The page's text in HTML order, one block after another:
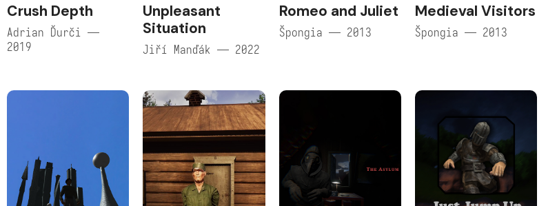
Crush Depth
Adrian Ďurči —
2019
Unpleasant
Situation
Jiří Manďák — 2022
Romeo and Juliet
Špongia — 2013
Medieval Visitors
Špongia — 2013